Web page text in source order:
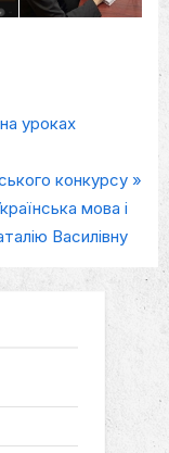
уроках
конкурсу
мова і
Василівну